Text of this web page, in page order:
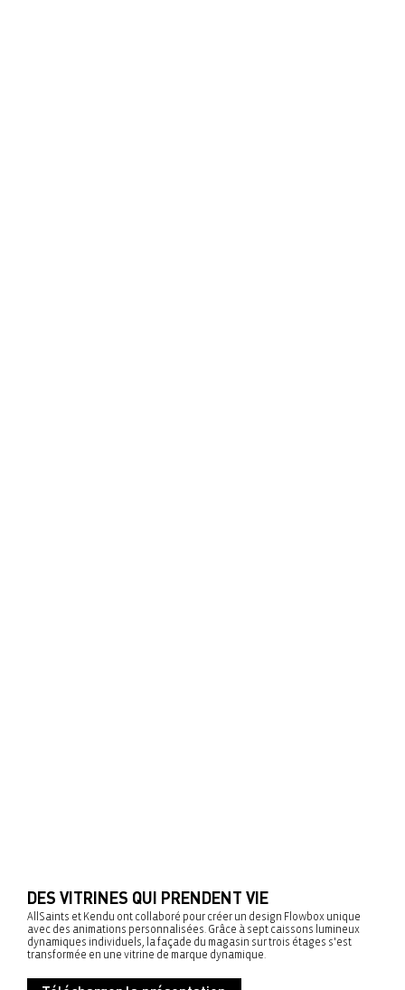
DES VITRINES QUI PRENDENT VIE
AllSaints et Kendu ont collaboré pour créer un design Flowbox unique
avec des animations personnalisées. Grâce à sept caissons lumineux
dynamiques individuels, la façade du magasin sur trois étages s'est
transformée en une vitrine de marque dynamique.